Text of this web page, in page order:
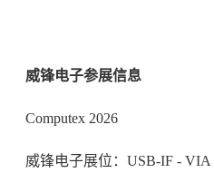
威锋电子参展信息
Computex 2026
威锋电子展位：USB-IF - VIA